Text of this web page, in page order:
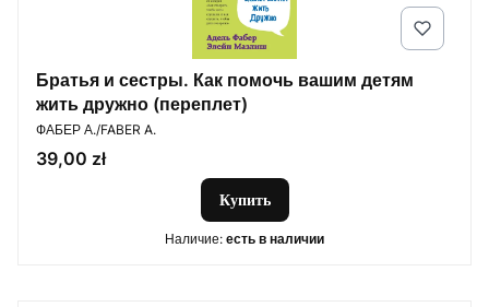
Братья и сестры. Как помочь вашим детям
жить дружно (переплет)
ПРОИЗВОДИТЕЛЬ
ФАБЕР А./FABER A.
Цена
39,00 zł
Купить
Наличие: есть в наличии